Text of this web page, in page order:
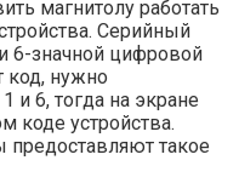
магнитолу работать
Серийный
6-значной цифровой
код, нужно
и 6, тогда на экране
коде устройства.
такое